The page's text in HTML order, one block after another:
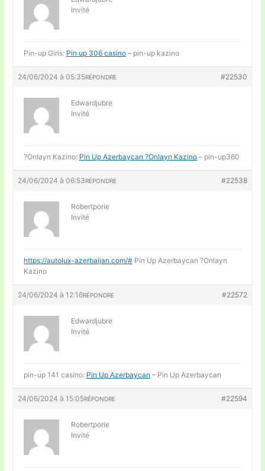
Invité
Pin-up Giris: Pin up 306 casino – pin-up kazino
24/06/2024 à 05:35 #22530
RÉPONDRE
Edwardjubre
Invité
?Onlayn Kazino: Pin Up Azerbaycan ?Onlayn Kazino – pin-up360
24/06/2024 à 06:53 #22538
RÉPONDRE
Robertporie
Invité
https://autolux-azerbaijan.com/# Pin Up Azerbaycan ?Onlayn
Kazino
24/06/2024 à 12:16 #22572
RÉPONDRE
Edwardjubre
Invité
pin-up 141 casino: Pin Up Azerbaycan – Pin Up Azerbaycan
24/06/2024 à 15:05 #22594
RÉPONDRE
Robertporie
Invité